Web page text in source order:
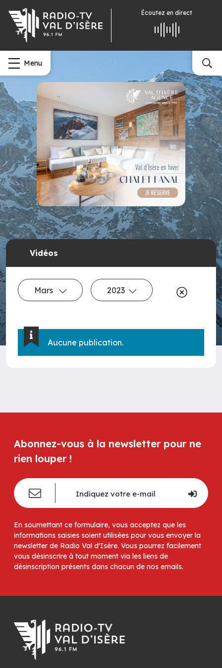
Écoutez en direct
Menu
Vidéos
Mars 2023
Aucune publication.
Abonnez-vous à la newsletter pour ne
rien louper !
En soumettant ce formulaire, vous acceptez que les
informations saisies soient utilisées pour vous envoyer la
newsletter de Radio Val d'Isère. Vous pourrez facilement
vous désinscrire à tout moment via les liens de
désinscription présents dans chacun de nos emails.